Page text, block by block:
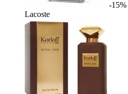
-15%
Lacoste